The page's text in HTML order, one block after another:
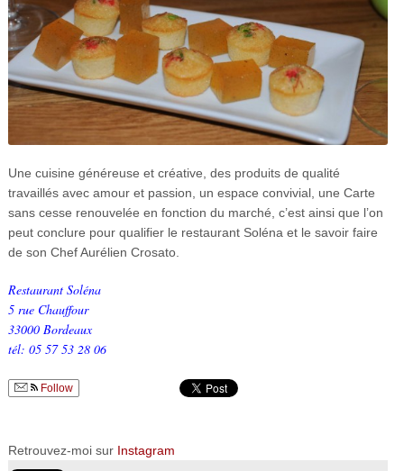
Une cuisine généreuse et créative, des produits de qualité
travaillés avec amour et passion, un espace convivial, une Carte
sans cesse renouvelée en fonction du marché, c’est ainsi que l’on
peut conclure pour qualifier le restaurant Soléna et le savoir faire
de son Chef Aurélien Crosato.
Restaurant Soléna
5 rue Chauffour
33000 Bordeaux
tél: 05 57 53 28 06
Follow
Retrouvez-moi sur Instagram